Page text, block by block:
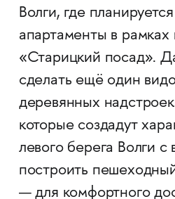
Волги, где
апартаменты в рамках
«Старицкий посад».
сделать ещё один
деревянных
которые создадут
левого берега Волги
построить
— для комфортного